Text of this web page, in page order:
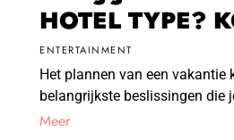
HOTEL TYPE?
ENTERTAINMENT
Het plannen van een vakantie
belangrijkste beslissingen die
Meer